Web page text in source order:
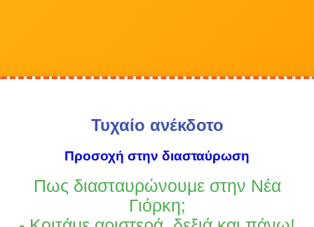
Τυχαίο ανέκδοτο
Προσοχή στην διασταύρωση
Πως διασταυρώνουμε στην Nέα
Γιόρκη;